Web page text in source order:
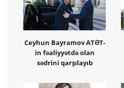
Ceyhun Bayramov ATƏT-
in fəaliyyətdə olan
sədrini qarşılayıb